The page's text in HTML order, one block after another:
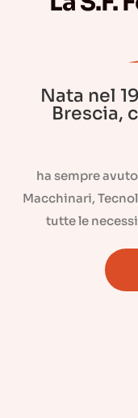
Nata nel
Brescia,
ha sempre
Macchinari,
tutte le